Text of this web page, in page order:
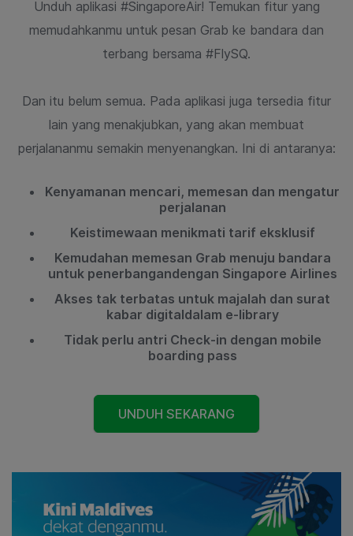
Unduh aplikasi #SingaporeAir! Temukan fitur yang
memudahkanmu untuk pesan Grab ke bandara dan
terbang bersama #FlySQ.
Dan itu belum semua. Pada aplikasi juga tersedia fitur
lain yang menakjubkan, yang akan membuat
perjalananmu semakin menyenangkan. Ini di antaranya:
Kenyamanan mencari, memesan dan mengatur
perjalanan
Keistimewaan menikmati tarif eksklusif
Kemudahan memesan Grab menuju bandara
untuk penerbangandengan Singapore Airlines
Akses tak terbatas untuk majalah dan surat
kabar digitaldalam e-library
Tidak perlu antri Check-in dengan mobile
boarding pass
UNDUH SEKARANG